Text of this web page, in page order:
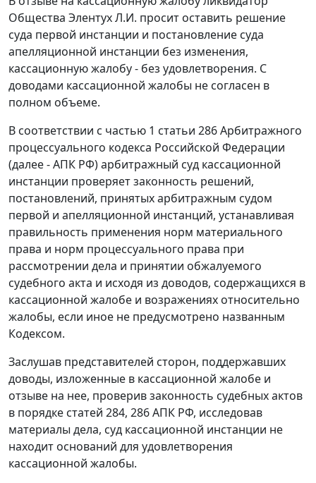
Общества Элентух Л.И. просит оставить решение
суда первой инстанции и постановление суда
апелляционной инстанции без изменения,
кассационную жалобу - без удовлетворения. С
доводами кассационной жалобы не согласен в
полном объеме.
В соответствии с частью 1 статьи 286 Арбитражного
процессуального кодекса Российской Федерации
(далее - АПК РФ) арбитражный суд кассационной
инстанции проверяет законность решений,
постановлений, принятых арбитражным судом
первой и апелляционной инстанций, устанавливая
правильность применения норм материального
права и норм процессуального права при
рассмотрении дела и принятии обжалуемого
судебного акта и исходя из доводов, содержащихся в
кассационной жалобе и возражениях относительно
жалобы, если иное не предусмотрено названным
Кодексом.
Заслушав представителей сторон, поддержавших
доводы, изложенные в кассационной жалобе и
отзыве на нее, проверив законность судебных актов
в порядке статей 284, 286 АПК РФ, исследовав
материалы дела, суд кассационной инстанции не
находит оснований для удовлетворения
кассационной жалобы.